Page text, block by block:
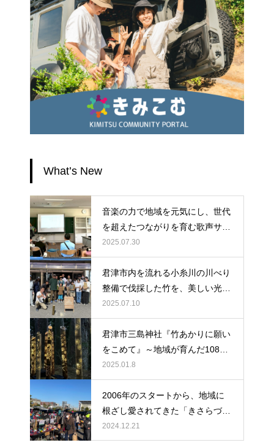
What’s New
音楽の力で地域を元気にし、世代
を超えたつながりを育む歌声サロ
ンに、ぜひ皆様のお力をお貸しく
ださい。
2025.07.30
君津市内を流れる小糸川の川べり
整備で伐採した竹を、美しい光へ
と生まれ変わらせよう！
2025.07.10
君津市三島神社『竹あかりに願い
をこめて』～地域が育んだ108本
の光が紡ぐ物語
2025.01.8
2006年のスタートから、地域に
根ざし愛されてきた「きさらづ朝
市」が、ついに400回という大き
な節目を迎えました。
2024.12.21